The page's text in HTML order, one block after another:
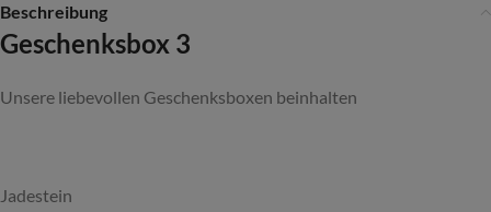
Beschreibung
Geschenksbox 3
Unsere liebevollen Geschenksboxen beinhalten
Jadestein